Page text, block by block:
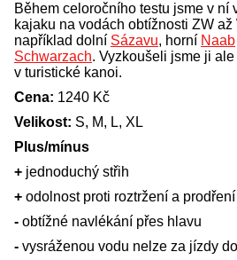
Během celoročního testu jsme v ní
kajaku na vodách obtížnosti ZW
například dolní Sázavu, horní Naab
Schwarzach. Vyzkoušeli jsme ji
v turistické kanoi.
Cena: 1240 Kč
Velikost: S, M, L, XL
Plus/mínus
+ jednoduchý střih
+ odolnost proti roztržení a prodření
- obtížné navlékání přes hlavu
- vysráženou vodu nelze za jízdy